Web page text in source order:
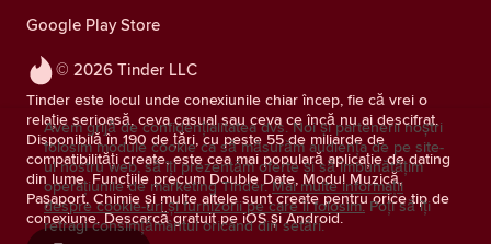
© 2026 Tinder LLC
Tinder este locul unde conexiunile chiar încep, fie că vrei o
relație serioasă, ceva casual sau ceva ce încă nu ai descifrat.
Disponibilă în 190 de țări, cu peste 55 de miliarde de
compatibilități create, este cea mai populară aplicație de dating
din lume. Funcțiile precum Double Date, Modul Muzică,
Pașaport, Chimie și multe altele sunt create pentru orice tip de
conexiune. Descarcă gratuit pe iOS și Android.
Google Play Store
Avem grijă de confidențialitatea dvs. Noi și partenerii noștri
folosim module cookie ca să măsurăm audiența de pe site-
ul nostru web, să îți prezentăm oferte și să îmbunătățim
operațiunile de marketing Tinder. Mai multe informații
despre cookie-uri și furnizorii pe care îi folosim. Poți să îți
retragi consimţământul oricând din setări.